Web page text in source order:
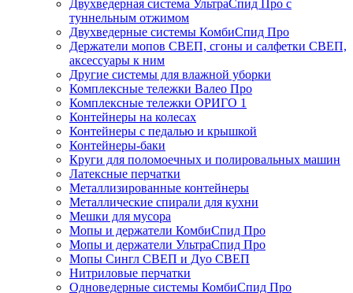
Двухведерная система УльтраСпид Про с
туннельным отжимом
Двухведерные системы КомбиСпид Про
Держатели мопов СВЕП, сгоны и салфетки СВЕП,
аксессуары к ним
Другие системы для влажной уборки
Комплексные тележки Валео Про
Комплексные тележки ОРИГО 1
Контейнеры на колесах
Контейнеры с педалью и крышкой
Контейнеры-баки
Круги для поломоечных и полировальных машин
Латексные перчатки
Металлизированные контейнеры
Металлические спирали для кухни
Мешки для мусора
Мопы и держатели КомбиСпид Про
Мопы и держатели УльтраСпид Про
Мопы Сингл СВЕП и Дуо СВЕП
Нитриловые перчатки
Одноведерные системы КомбиСпид Про